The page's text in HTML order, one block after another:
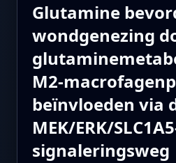
Glutamine
wondgenezing
M2-
beïnvloeden via
MEK/ERK/
signaleringsweg